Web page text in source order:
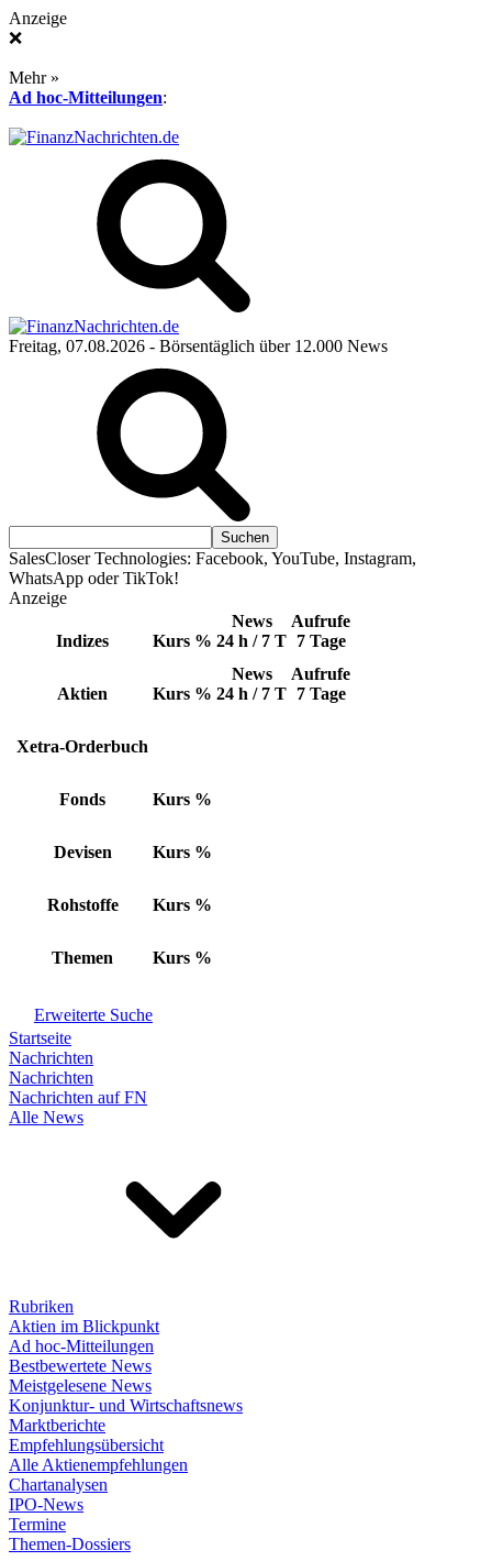
Anzeige
❌
Mehr »
Ad hoc-Mitteilungen:
Freitag, 07.08.2026 - Börsentäglich über 12.000 News
SalesCloser Technologies: Facebook, YouTube, Instagram,
WhatsApp oder TikTok!
Anzeige
Indizes Kurs %
News
24 h / 7 T
Aufrufe
7 Tage
Aktien Kurs %
News
24 h / 7 T
Aufrufe
7 Tage
Xetra-Orderbuch
Fonds Kurs %
Devisen Kurs %
Rohstoffe Kurs %
Themen Kurs %
Erweiterte Suche
Startseite
Nachrichten
Nachrichten
Nachrichten auf FN
Alle News
Rubriken
Aktien im Blickpunkt
Ad hoc-Mitteilungen
Bestbewertete News
Meistgelesene News
Konjunktur- und Wirtschaftsnews
Marktberichte
Empfehlungsübersicht
Alle Aktienempfehlungen
Chartanalysen
IPO-News
Termine
Themen-Dossiers